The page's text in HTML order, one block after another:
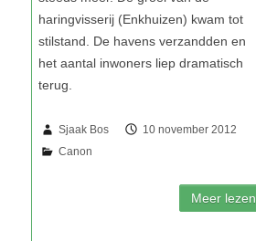
Sjaak Bos 10 november 2012